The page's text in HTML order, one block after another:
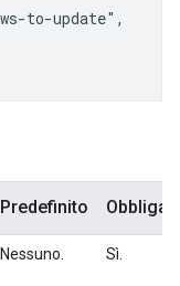
Predefinito
Nessuno. Sì.